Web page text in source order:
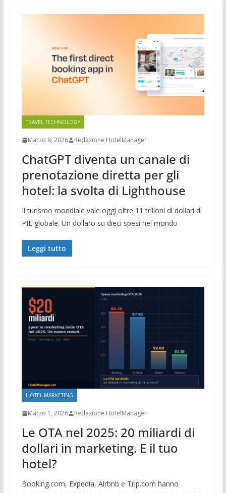
TRAVEL TECHNOLOGY
Marzo 8, 2026 Redazione HotelManager
ChatGPT diventa un canale di
prenotazione diretta per gli
hotel: la svolta di Lighthouse
Il turismo mondiale vale oggi oltre 11 trilioni di dollari di
PIL globale. Un dollaro su dieci spesi nel mondo
Leggi tutto
HOTEL MARKETING
Marzo 1, 2026 Redazione HotelManager
Le OTA nel 2025: 20 miliardi di
dollari in marketing. E il tuo
hotel?
Booking.com, Expedia, Airbnb e Trip.com hanno